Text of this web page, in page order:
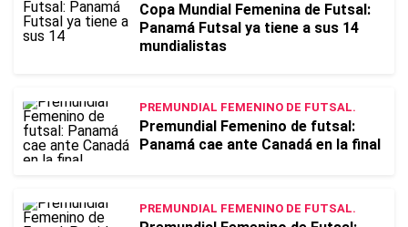
Copa Mundial Femenina de Futsal:
Panamá Futsal ya tiene a sus 14
mundialistas
PREMUNDIAL FEMENINO DE FUTSAL.
Premundial Femenino de futsal:
Panamá cae ante Canadá en la final
PREMUNDIAL FEMENINO DE FUTSAL.